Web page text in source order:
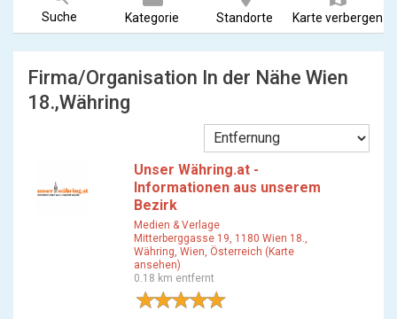
Suche Kategorie Standorte Karte verbergen
Firma/Organisation In der Nähe Wien
18.,Währing
Unser Währing.at -
Informationen aus unserem
Bezirk
Medien & Verlage
Mitterberggasse 19, 1180 Wien 18.,
Währing, Wien, Österreich (Karte
ansehen)
0.18 km entfernt